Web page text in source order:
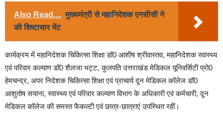
Also Read.... मुख्यमंत्री से महानिदेशक एनसीसी ने
की शिष्टाचार भेंट
कार्यक्रम में महानिदेशक चिकित्सा शिक्षा डॉ0 आशीष श्रीवास्तव, महानिदेशक स्वास्थ्य
एवं परिवार कल्याण डॉ0 शैलजा भट्ट, कुलपति उत्तराखंड मेडिकल यूनिवर्सिटी प्रो0
हेमचन्द्र, अपर निदेशक चिकित्सा शिक्षा एवं प्राचार्य दून मेडिकल कॉलेज डॉ0
आशुतोष सयाना, स्वास्थ्य एवं परिवार कल्याण विभाग के अधिकारी एवं कर्मचारी, दून
मेडिकल कॉलेज की समस्त फैकल्टी एवं छात्र-छात्राएं उपस्थित रहीं।